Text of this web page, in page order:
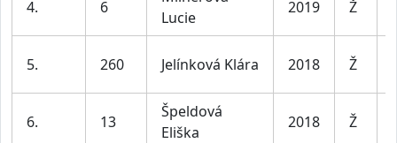
4. 6
Lucie
2019 Ž
5. 260 Jelínková Klára 2018 Ž
6. 13
Špeldová
Eliška
2018 Ž